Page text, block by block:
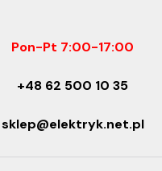
Pon-Pt 7:00-17:00
+48 62 500 10 35
sklep@elektryk.net.pl